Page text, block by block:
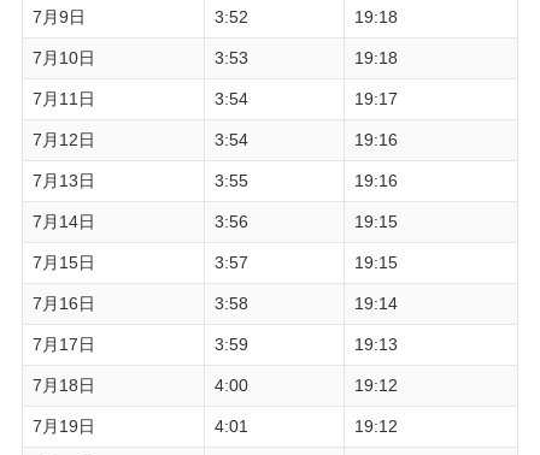
7月9日 3:52 19:18
7月10日 3:53 19:18
7月11日 3:54 19:17
7月12日 3:54 19:16
7月13日 3:55 19:16
7月14日 3:56 19:15
7月15日 3:57 19:15
7月16日 3:58 19:14
7月17日 3:59 19:13
7月18日 4:00 19:12
7月19日 4:01 19:12